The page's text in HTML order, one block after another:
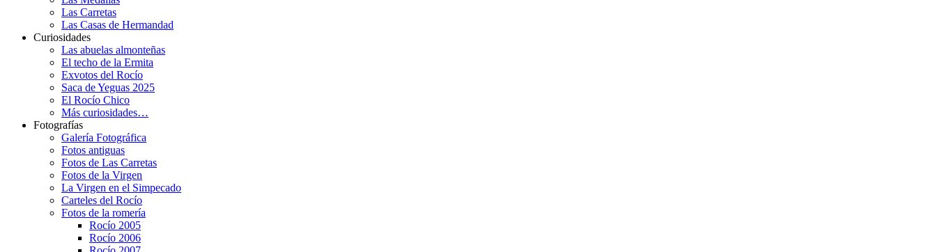
Las Carretas
Las Casas de Hermandad
Curiosidades
Las abuelas almonteñas
El techo de la Ermita
Exvotos del Rocío
Saca de Yeguas 2025
El Rocío Chico
Más curiosidades…
Fotografías
Galería Fotográfica
Fotos antiguas
Fotos de Las Carretas
Fotos de la Virgen
La Virgen en el Simpecado
Carteles del Rocío
Fotos de la romería
Rocío 2005
Rocío 2006